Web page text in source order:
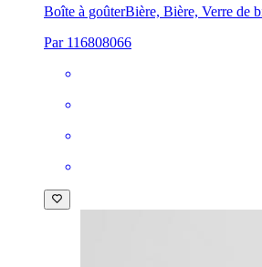
Boîte à goûterBière, Bière, Verre de
Par 116808066